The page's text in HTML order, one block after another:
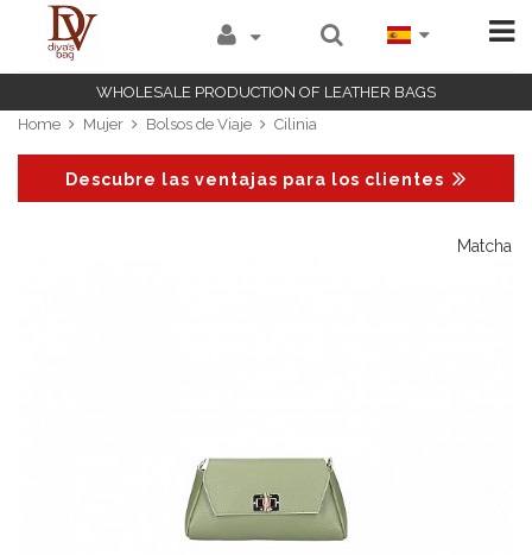
WHOLESALE PRODUCTION OF LEATHER BAGS
Home
Mujer Bolsos de Viaje Cilinia
Descubre las ventajas para los clientes
Matcha